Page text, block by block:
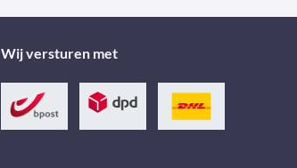
Wij versturen met